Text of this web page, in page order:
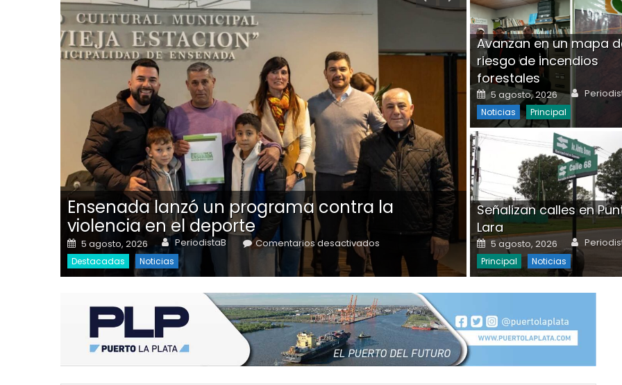
Ensenada lanzó un programa contra la
violencia en el deporte
Posted on
5 agosto, 2026 Author
PeriodistaB Comentarios desactivados en Ensenada lanzó
un programa
contra la violencia
en el deporte
Destacadas Noticias
Presentan el
recreación sin
Posted on
4 agosto, 2026 Author
Destacadas Noticias
Avanzan en un mapa
riesgo de incendios
forestales
Posted on
5 agosto, 2026 Author
Noticias Principal
Señalizan calles en
Lara
Posted on
5 agosto, 2026 Author
Principal Noticias